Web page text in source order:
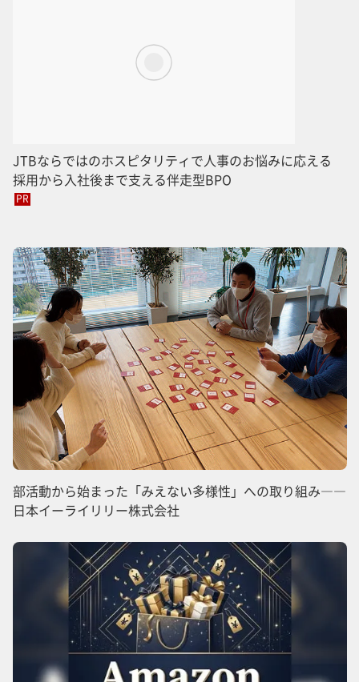
JTBならではのホスピタリティで人事のお悩みに応える
採用から入社後まで支える伴走型BPO
PR
部活動から始まった「みえない多様性」への取り組み――
日本イーライリリー株式会社